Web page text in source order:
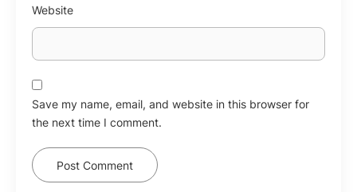
Website
Save my name, email, and website in this browser for
the next time I comment.